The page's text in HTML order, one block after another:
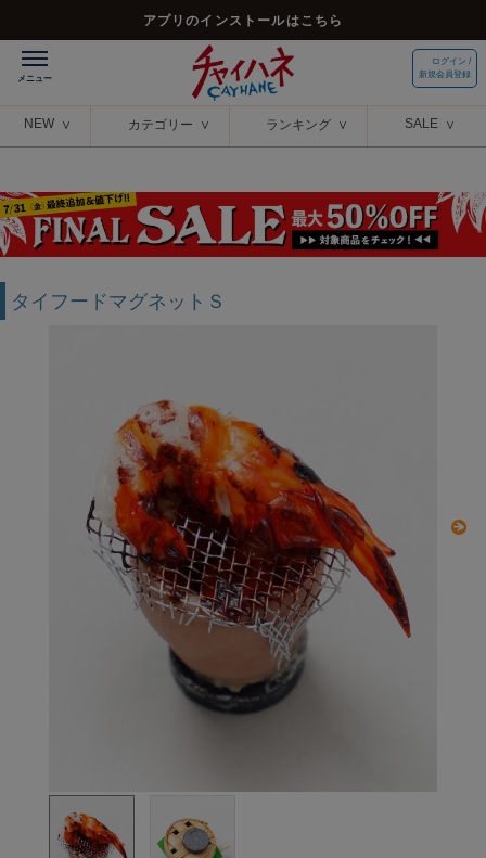
アプリのインストールはこちら
ログイン /
新規会員登録
NEW カテゴリー ランキング SALE
タイフードマグネットＳ